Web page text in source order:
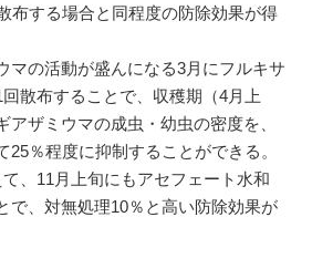
布する場合と同程度の防除効果が得
の活動が盛んになる3月にフルキサ
回散布することで、収穫期（4月上
アザミウマの成虫・幼虫の密度を、
25％程度に抑制することができる。
、 11 月上旬にもアセフェート水和
で、対無処理10％と高い防除効果が